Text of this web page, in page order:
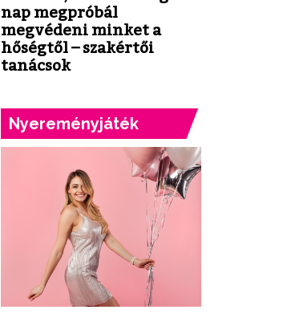
nap megpróbál
megvédeni minket a
hőségtől – szakértői
tanácsok
Nyereményjáték